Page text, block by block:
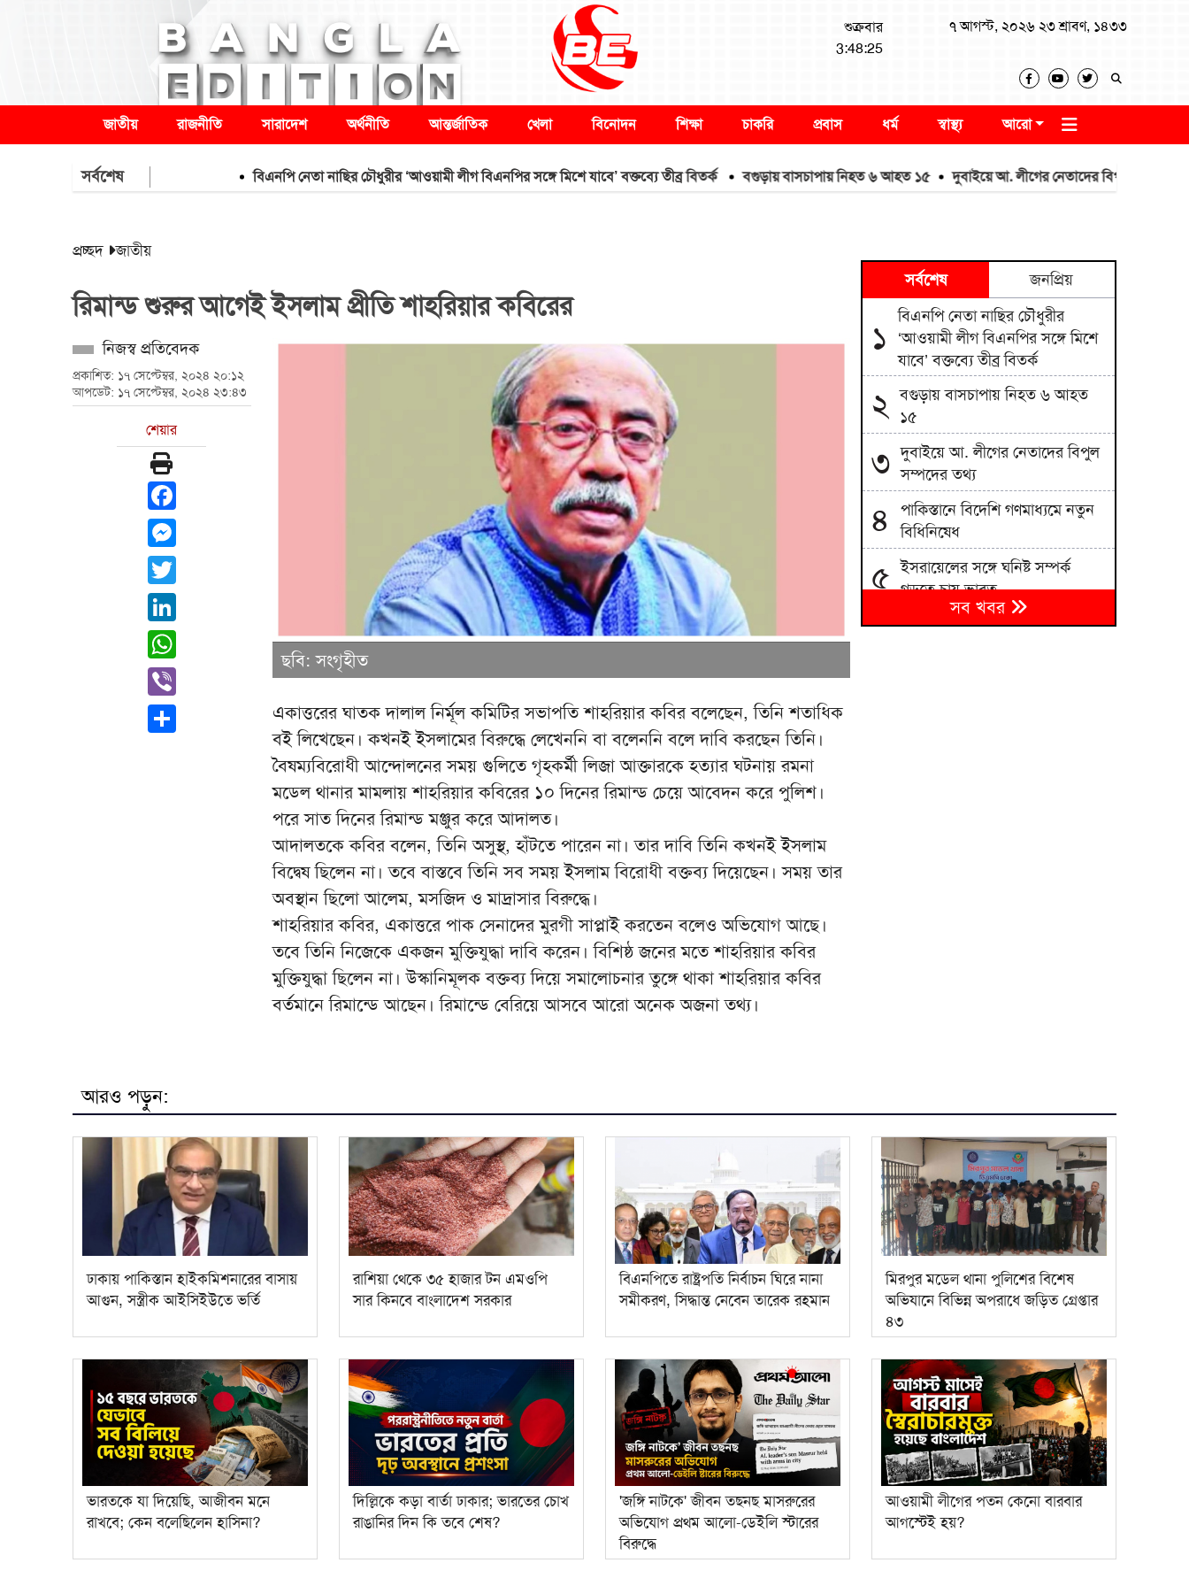
শুক্রবার
3:48:25
৭ আগস্ট, ২০২৬ ২৩ শ্রাবণ, ১৪৩৩
জাতীয় রাজনীতি সারাদেশ অর্থনীতি আন্তর্জাতিক খেলা বিনোদন শিক্ষা চাকরি প্রবাস ধর্ম স্বাস্থ্য আরো
সর্বশেষ বিএনপি নেতা নাছির চৌধুরীর ‘আওয়ামী লীগ বিএনপির সঙ্গে মিশে যাবে’ বক্তব্যে তীব্র বিতর্ক বগুড়ায় বাসচাপায় নিহত ৬ আহত ১৫ দুবাইয়ে আ. লীগের নেতাদের বিপুল সম্পদের তথ্য
প্রচ্ছদ জাতীয়
রিমান্ড শুরুর আগেই ইসলাম প্রীতি শাহরিয়ার কবিরের
নিজস্ব প্রতিবেদক
প্রকাশিত: ১৭ সেপ্টেম্বর, ২০২৪ ২০:১২
আপডেট: ১৭ সেপ্টেম্বর, ২০২৪ ২৩:৪৩
শেয়ার
Facebook
Messenger
Twitter
LinkedIn
WhatsApp
Viber
Share
ছবি: সংগৃহীত
একাত্তরের ঘাতক দালাল নির্মূল কমিটির সভাপতি শাহরিয়ার কবির বলেছেন, তিনি শতাধিক
বই লিখেছেন। কখনই ইসলামের বিরুদ্ধে লেখেননি বা বলেননি বলে দাবি করছেন তিনি।
বৈষম্যবিরোধী আন্দোলনের সময় গুলিতে গৃহকর্মী লিজা আক্তারকে হত্যার ঘটনায় রমনা
মডেল থানার মামলায় শাহরিয়ার কবিরের ১০ দিনের রিমান্ড চেয়ে আবেদন করে পুলিশ।
পরে সাত দিনের রিমান্ড মঞ্জুর করে আদালত।
আদালতকে কবির বলেন, তিনি অসুস্থ, হাঁটতে পারেন না। তার দাবি তিনি কখনই ইসলাম
বিদ্বেষ ছিলেন না। তবে বাস্তবে তিনি সব সময় ইসলাম বিরোধী বক্তব্য দিয়েছেন। সময় তার
অবস্থান ছিলো আলেম, মসজিদ ও মাদ্রাসার বিরুদ্ধে।
শাহরিয়ার কবির, একাত্তরে পাক সেনাদের মুরগী সাপ্লাই করতেন বলেও অভিযোগ আছে।
তবে তিনি নিজেকে একজন মুক্তিযুদ্ধা দাবি করেন। বিশিষ্ঠ জনের মতে শাহরিয়ার কবির
মুক্তিযুদ্ধা ছিলেন না। উস্কানিমূলক বক্তব্য দিয়ে সমালোচনার তুঙ্গে থাকা শাহরিয়ার কবির
বর্তমানে রিমান্ডে আছেন। রিমান্ডে বেরিয়ে আসবে আরো অনেক অজনা তথ্য।
সর্বশেষ জনপ্রিয়
১
বিএনপি নেতা নাছির চৌধুরীর
‘আওয়ামী লীগ বিএনপির সঙ্গে মিশে
যাবে’ বক্তব্যে তীব্র বিতর্ক
২ বগুড়ায় বাসচাপায় নিহত ৬ আহত
১৫
৩ দুবাইয়ে আ. লীগের নেতাদের বিপুল
সম্পদের তথ্য
৪
পাকিস্তানে বিদেশি গণমাধ্যমে নতুন
বিধিনিষেধ
৫ ইসরায়েলের সঙ্গে ঘনিষ্ট সম্পর্ক
গড়তে চায় ভারত
ঢাকায় পাকিস্তান হাইকমিশনারের
সব খবর
আরও পড়ুন:
ঢাকায় পাকিস্তান হাইকমিশনারের বাসায়
আগুন, সস্ত্রীক আইসিইউতে ভর্তি
রাশিয়া থেকে ৩৫ হাজার টন এমওপি
সার কিনবে বাংলাদেশ সরকার
বিএনপিতে রাষ্ট্রপতি নির্বাচন ঘিরে নানা
সমীকরণ, সিদ্ধান্ত নেবেন তারেক রহমান
মিরপুর মডেল থানা পুলিশের বিশেষ
অভিযানে বিভিন্ন অপরাধে জড়িত গ্রেপ্তার
৪৩
ভারতকে যা দিয়েছি, আজীবন মনে
রাখবে; কেন বলেছিলেন হাসিনা?
দিল্লিকে কড়া বার্তা ঢাকার; ভারতের চোখ
রাঙানির দিন কি তবে শেষ?
'জঙ্গি নাটকে' জীবন তছনছ মাসরুরের
অভিযোগ প্রথম আলো-ডেইলি স্টারের
বিরুদ্ধে
আওয়ামী লীগের পতন কেনো বারবার
আগস্টেই হয়?